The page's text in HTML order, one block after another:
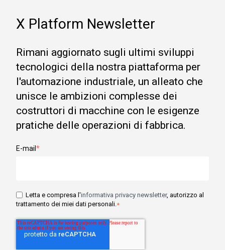
X Platform Newsletter
Rimani aggiornato sugli ultimi sviluppi
tecnologici della nostra piattaforma per
l'automazione industriale, un alleato che
unisce le ambizioni complesse dei
costruttori di macchine con le esigenze
pratiche delle operazioni di fabbrica.
E-mail *
Letta e compresa l'informativa privacy newsletter, autorizzo al
trattamento dei miei dati personali.*